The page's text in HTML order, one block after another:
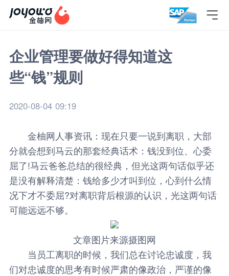

企业管理要做好得知道这
些“钱”规则
2020-08-04 09:19
金柚网 人事资讯：现在只要一说到离职，大部
分就会想到马云的那套经典话术：钱没到位、心委
屈了!马云爸爸总结的很经典，但光这两句话似乎还
是没有解释清楚：钱给多少才叫到位，心到什么情
况下才不委屈?对离职背后根源的认识，光这两句话
可能远远不够。
文章图片来源摄图网
当员工离职的时候，我们总在讨论忠诚度，我
们对忠诚度的思考有时候严肃的像政治，严谨的像